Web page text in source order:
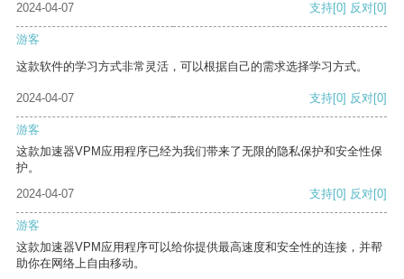
2024-04-07 支持[0] 反对[0]
游客
这款软件的学习方式非常灵活，可以根据自己的需求选择学习方式。
2024-04-07 支持[0] 反对[0]
游客
这款加速器VPM应用程序已经为我们带来了无限的隐私保护和安全性保
护。
2024-04-07
支持[0] 反对[0]
游客
这款加速器VPM应用程序可以给你提供最高速度和安全性的连接，并帮
助你在网络上自由移动。